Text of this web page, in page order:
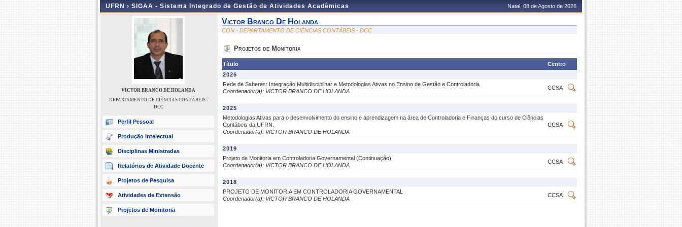
UFRN › SIGAA - Sistema Integrado de Gestão de Atividades Acadêmicas Natal, 08 de Agosto de 2026
VICTOR BRANCO DE HOLANDA
DEPARTAMENTO DE CIÊNCIAS CONTÁBEIS -
DCC
Perfil Pessoal
Produção Intelectual
Disciplinas Ministradas
Relatórios de Atividade Docente
Projetos de Pesquisa
Atividades de Extensão
Projetos de Monitoria
Victor Branco De Holanda
CON - DEPARTAMENTO DE CIÊNCIAS CONTÁBEIS - DCC
Projetos de Monitoria
Título
Centro
2026
Rede de Saberes: Integração Multidisciplinar e Metodologias Ativas no Ensino de Gestão e Controladoria
Coordenador(a): VICTOR BRANCO DE HOLANDA
CCSA
2025
Metodologias Ativas para o desenvolvimento do ensino e aprendizagem na área de Controladoria e Finanças do curso de Ciências
Contábeis da UFRN.
Coordenador(a): VICTOR BRANCO DE HOLANDA
CCSA
2019
Projeto de Monitoria em Controladoria Governamental (Continuação)
Coordenador(a): VICTOR BRANCO DE HOLANDA
CCSA
2018
PROJETO DE MONITORIA EM CONTROLADORIA GOVERNAMENTAL
Coordenador(a): VICTOR BRANCO DE HOLANDA
CCSA